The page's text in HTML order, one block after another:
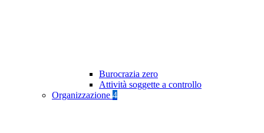
Burocrazia zero
Attività soggette a controllo
Organizzazione 4